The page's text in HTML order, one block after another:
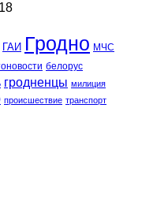
ГАИ Гродно МЧС
белорус
гродненцы милиция
происшествие транспорт